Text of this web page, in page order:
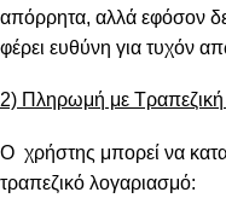
απόρρητα, αλλά εφόσον
φέρει ευθύνη για τυχόν
2) Πληρωμή με
Ο χρήστης μπορεί να
τραπεζικό λογαριασμό: